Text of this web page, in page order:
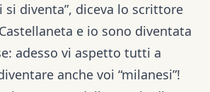
si diventa”, diceva lo scrittore
e io sono diventata
adesso vi aspetto tutti a
anche voi “milanesi”!